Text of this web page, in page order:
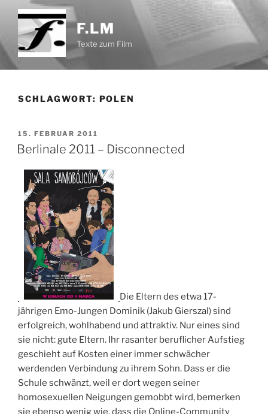
Zum
Inhalt
springen
F.LM
Texte zum Film
SCHLAGWORT: POLEN
VERÖFFENTLICHT
AM
15. FEBRUAR 2011
Berlinale 2011 – Disconnected
Die Eltern des etwa 17-
jährigen Emo-Jungen Dominik (Jakub Gierszal) sind
erfolgreich, wohlhabend und attraktiv. Nur eines sind
sie nicht: gute Eltern. Ihr rasanter beruflicher Aufstieg
geschieht auf Kosten einer immer schwächer
werdenden Verbindung zu ihrem Sohn. Dass er die
Schule schwänzt, weil er dort wegen seiner
homosexuellen Neigungen gemobbt wird, bemerken
sie ebenso wenig wie, dass die Online-Community